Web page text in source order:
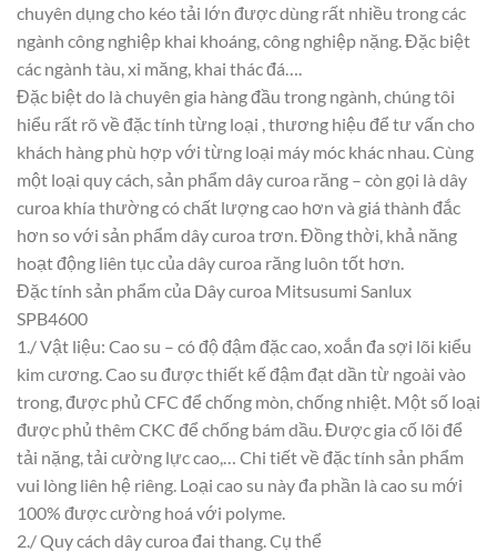
chuyên dụng cho kéo tải lớn được dùng rất nhiều trong các
ngành công nghiệp khai khoáng, công nghiệp nặng. Đặc biệt
các ngành tàu, xi măng, khai thác đá….
Đặc biệt do là chuyên gia hàng đầu trong ngành, chúng tôi
hiểu rất rõ về đặc tính từng loại , thương hiệu để tư vấn cho
khách hàng phù hợp với từng loại máy móc khác nhau. Cùng
một loại quy cách, sản phẩm dây curoa răng – còn gọi là dây
curoa khía thường có chất lượng cao hơn và giá thành đắc
hơn so với sản phẩm dây curoa trơn. Đồng thời, khả năng
hoạt động liên tục của dây curoa răng luôn tốt hơn.
Đặc tính sản phẩm của Dây curoa Mitsusumi Sanlux
SPB4600
1./ Vật liệu: Cao su – có độ đậm đặc cao, xoắn đa sợi lõi kiểu
kim cương. Cao su được thiết kế đậm đạt dần từ ngoài vào
trong, được phủ CFC để chống mòn, chống nhiệt. Một số loại
được phủ thêm CKC để chống bám dầu. Được gia cố lõi để
tải nặng, tải cường lực cao,… Chi tiết về đặc tính sản phẩm
vui lòng liên hệ riêng. Loại cao su này đa phần là cao su mới
100% được cường hoá với polyme.
2./ Quy cách dây curoa đai thang. Cụ thể